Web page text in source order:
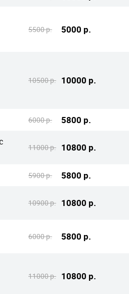
5500 р. 5000 р.
10500 р. 10000 р.
6000 р. 5800 р.
11000 р. 10800 р.
5900 р. 5800 р.
10900 р. 10800 р.
6000 р. 5800 р.
11000 р. 10800 р.